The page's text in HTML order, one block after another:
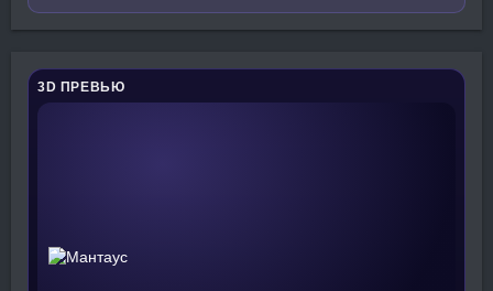
3D ПРЕВЬЮ